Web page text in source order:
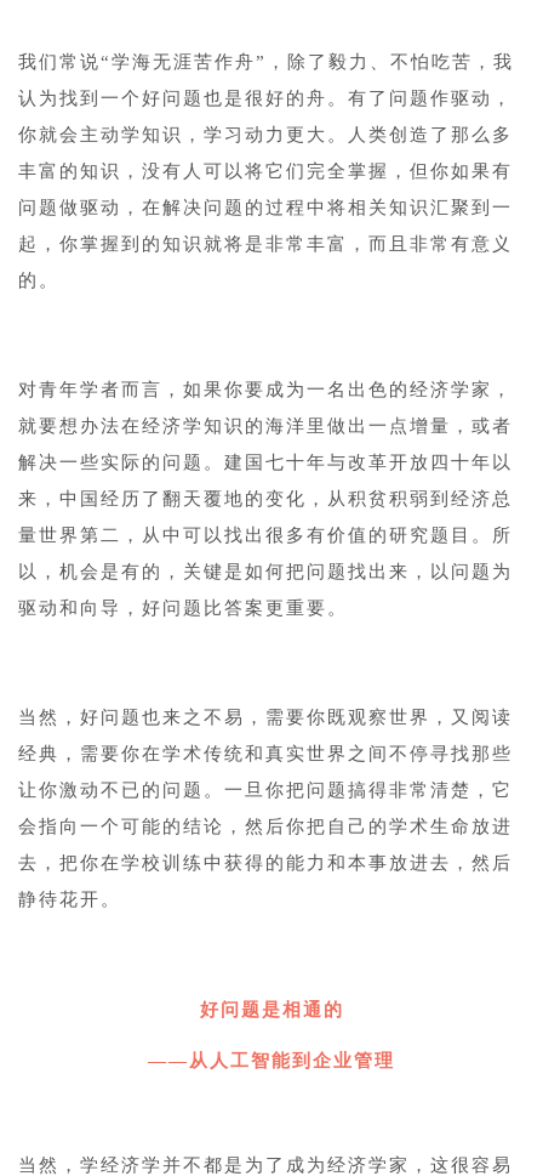
我们常说“学海无涯苦作舟”，除了毅力、不怕吃苦，我
认为找到一个好问题也是很好的舟。有了问题作驱动，
你就会主动学知识，学习动力更大。人类创造了那么多
丰富的知识，没有人可以将它们完全掌握，但你如果有
问题做驱动，在解决问题的过程中将相关知识汇聚到一
起，你掌握到的知识就将是非常丰富，而且非常有意义
的。
对青年学者而言，如果你要成为一名出色的经济学家，
就要想办法在经济学知识的海洋里做出一点增量，或者
解决一些实际的问题。建国七十年与改革开放四十年以
来，中国经历了翻天覆地的变化，从积贫积弱到经济总
量世界第二，从中可以找出很多有价值的研究题目。所
以，机会是有的，关键是如何把问题找出来，以问题为
驱动和向导，好问题比答案更重要。
当然，好问题也来之不易，需要你既观察世界，又阅读
经典，需要你在学术传统和真实世界之间不停寻找那些
让你激动不已的问题。一旦你把问题搞得非常清楚，它
会指向一个可能的结论，然后你把自己的学术生命放进
去，把你在学校训练中获得的能力和本事放进去，然后
静待花开。
好问题是相通的
——从人工智能到企业管理
当然，学经济学并不都是为了成为经济学家，这很容易